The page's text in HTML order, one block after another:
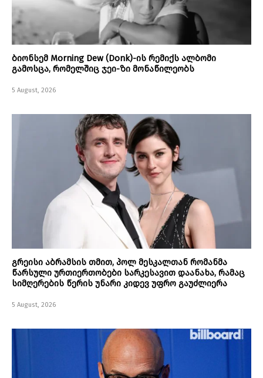
ბიონსემ Morning Dew (Donk)-ის რემიქს ალბომი
გამოსცა, რომელშიც ჯეი-ზი მონაწილეობს
5 August, 2026
გრეისი აბრამსის თმით, პოლ მესკალთან რომანმა
წარსული ურთიერთობები სარკესავით დაანახა, რამაც
სიმღერების წერის უნარი კიდევ უფრო გაუძლიერა
5 August, 2026